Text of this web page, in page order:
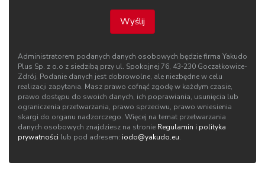
Wyślij
Administratorem podanych danych osobowych będzie firma Yakudo
Plus Sp. z o.o z siedzibą przy ul. Spokojnej 76, 43‑230 Goczałkowice-
Zdrój. Podanie danych jest dobrowolne, ale niezbędne w celu
realizacji zapytania. Masz prawo cofnąć zgodę w każdym czasie,
prawo dostępu do swoich danych, ich poprawiania, usunięcia lub
ograniczenia przetwarzania, prawo sprzeciwu, prawo wniesienia
skargi do organu nadzorczego. Więcej na temat przetwarzania
danych osobowych znajdziesz na stronie Regulamin i polityka
prywatności lub pod adresem: iodo@yakudo.eu.